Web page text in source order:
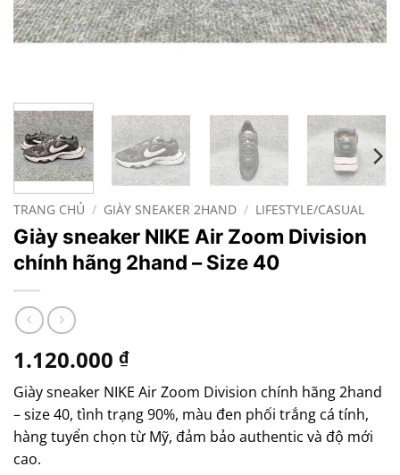
TRANG CHỦ / GIÀY SNEAKER 2HAND / LIFESTYLE/CASUAL
Giày sneaker NIKE Air Zoom Division
chính hãng 2hand – Size 40
1.120.000 ₫
Giày sneaker NIKE Air Zoom Division chính hãng 2hand
– size 40, tình trạng 90%, màu đen phối trắng cá tính,
hàng tuyển chọn từ Mỹ, đảm bảo authentic và độ mới
cao.